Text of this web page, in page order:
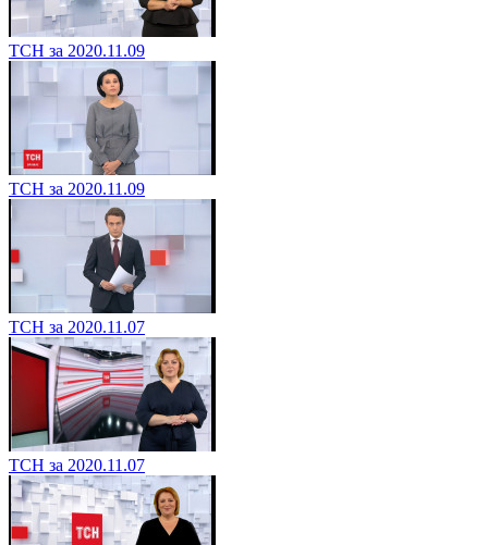
ТСН за 2020.11.09
ТСН за 2020.11.09
ТСН за 2020.11.07
ТСН за 2020.11.07